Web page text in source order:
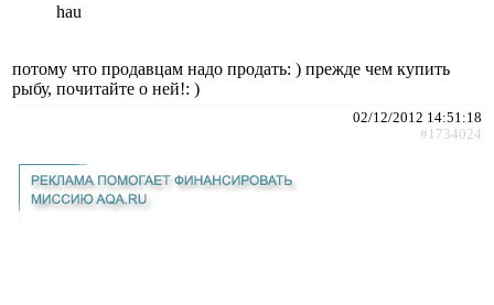
hau
потому что продавцам надо продать: ) прежде чем купить
рыбу, почитайте о ней!: )
02/12/2012 14:51:18
#1734024